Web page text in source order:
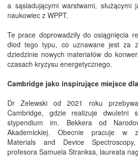
a sąsiadującymi warstwami,
naukowiec z WPPT.
Te prace doprowadziły do osiągnięcia
diod tego typu, co uznawane jest za
dziedzinie nowych materiałów do
czasach kryzysu energetycznego.
Cambridge jako inspirujące miejsce
Dr Zelewski od 2021 roku
Cambridge, gdzie realizuje dwuletni
stypendium im. Bekkera od
Akademickiej. Obecnie pracuje w
Materials and Device
profesora Samuela Stranksa, laureata